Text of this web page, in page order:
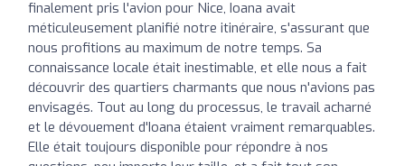
finalement pris l'avion pour Nice, Ioana avait
méticuleusement planifié notre itinéraire, s'assurant que
nous profitions au maximum de notre temps. Sa
connaissance locale était inestimable, et elle nous a fait
découvrir des quartiers charmants que nous n'avions pas
envisagés. Tout au long du processus, le travail acharné
et le dévouement d'Ioana étaient vraiment remarquables.
Elle était toujours disponible pour répondre à nos